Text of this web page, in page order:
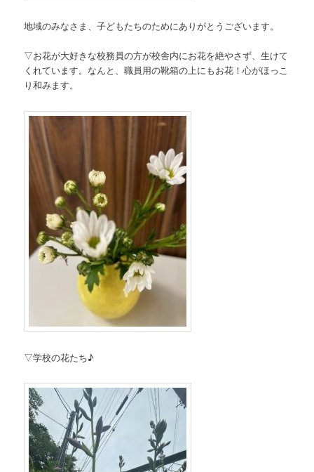
地域のみなさま、子どもたちのためにありがとうございます。
▽お花が大好きな校務員の方が校舎内にお花を絶やさず、生けて
くれています。なんと、職員用の靴箱の上にもお花！心がほっこ
り和みます。
▽学校の花たち♪